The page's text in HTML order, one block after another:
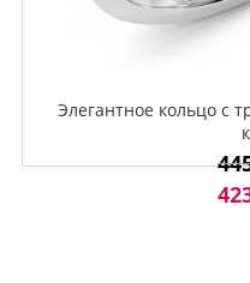
Элегантное кольцо с